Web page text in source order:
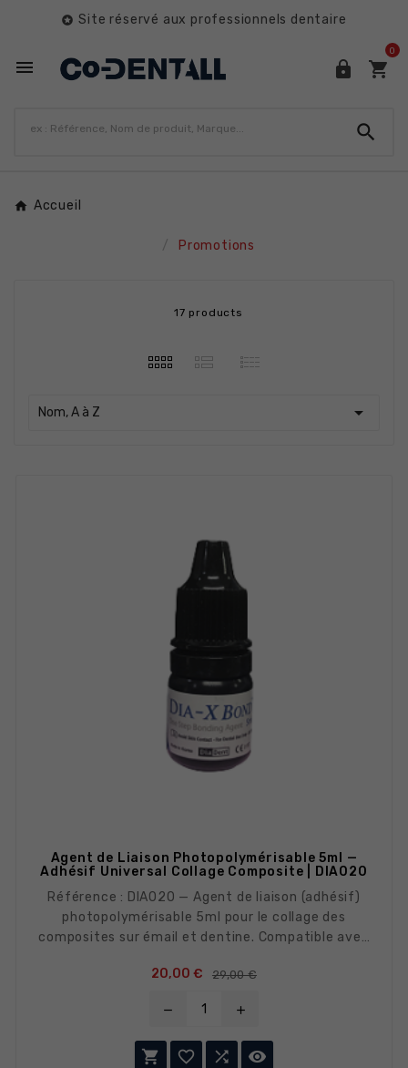
 Site réservé aux professionnels dentaire
  
0

Accueil
Promotions
17 products
Nom, A à Z 
Agent de Liaison Photopolymérisable 5ml —
Adhésif Universal Collage Composite | DIA020
Référence : DIA020 — Agent de liaison (adhésif)
photopolymérisable 5ml pour le collage des
composites sur émail et dentine. Compatible avec
force d'adhésion, étanchéité marginale, facilité
20,00 € 29,00 €Prix de base
Prix
remove add
   